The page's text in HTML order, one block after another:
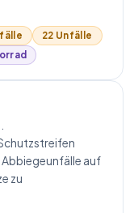
22 Unfälle
auf
zu